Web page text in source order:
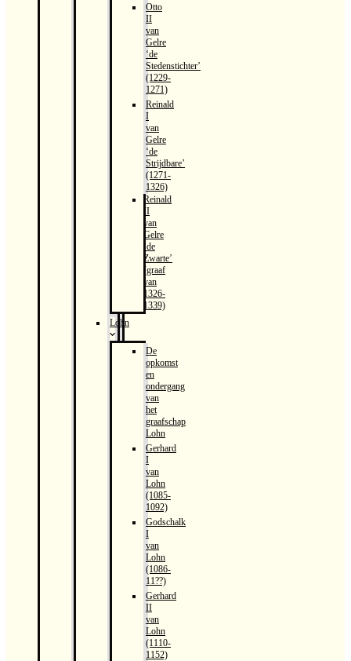
Otto
II
van
Gelre
‘de
Stedenstichter’
(1229-
1271)
Reinald
I
van
Gelre
‘de
Strijdbare’
(1271-
1326)
Reinald
II
van
Gelre
‘de
Zwarte’
(graaf
van
1326-
1339)
Lohn
De
opkomst
en
ondergang
van
het
graafschap
Lohn
Gerhard
I
van
Lohn
(1085-
1092)
Godschalk
I
van
Lohn
(1086-
11??)
Gerhard
II
van
Lohn
(1110-
1152)